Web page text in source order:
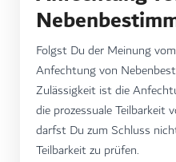
Folgst Du der Meinung
Anfechtung von
Zulässigkeit ist die
die prozessuale
darfst Du zum Schluss
Teilbarkeit zu prüfen.